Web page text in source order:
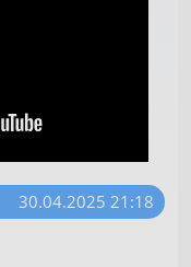
30.04.2025 21:18